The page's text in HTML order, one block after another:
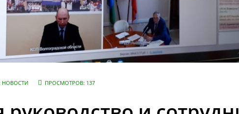
НОВОСТИ ПРОСМОТРОВ: 137